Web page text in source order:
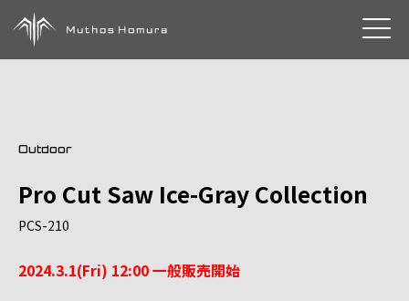
toggle
Outdoor
Pro Cut Saw Ice-Gray Collection
PCS-210
2024.3.1(Fri) 12:00 一般販売開始